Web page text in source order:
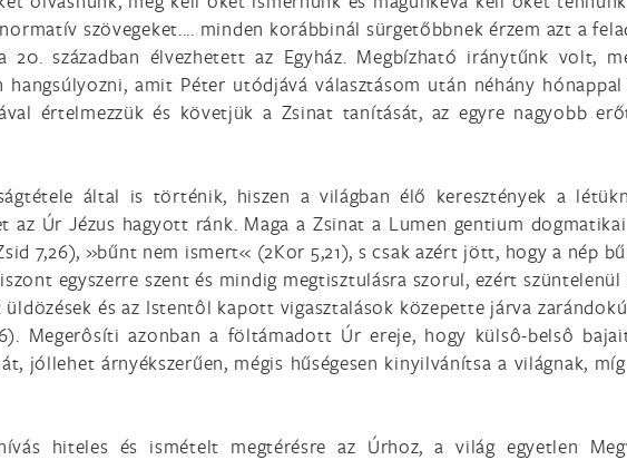
szövegeket.... minden korábbinál sürgetőbbnek érzem azt a
században élvezhetett az Egyház. Megbízható iránytűnk volt,
hangsúlyozni, amit Péter utódjává választásom után néhány
értelmezzük és követjük a Zsinat tanítását, az egyre nagyobb
által is történik, hiszen a világban élő keresztények a
az Úr Jézus hagyott ránk. Maga a Zsinat a Lumen gentium
7,26), »bűnt nem ismert« (2Kor 5,21), s csak azért jött, hogy a nép
egyszerre szent és mindig megtisztulásra szorul, ezért
és az Istentôl kapott vigasztalások közepette járva
Megerôsíti azonban a föltámadott Úr ereje, hogy külsô-belsô
jóllehet árnyékszerűen, mégis hűségesen kinyilvánítsa a világnak,
hiteles és ismételt megtérésre az Úrhoz, a világ egyetlen